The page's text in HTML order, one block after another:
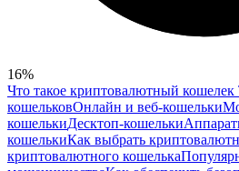
16%
Что такое криптовалютный кошелек
кошельковОнлайн и веб-кошельки
кошелькиДесктоп-кошельки
кошелькиКак выбрать
криптовалютного кошелька